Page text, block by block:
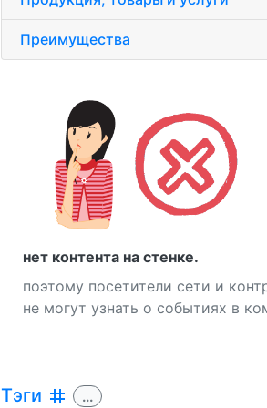
Преимущества
нет контента на стенке.
поэтому посетители сети и
не могут узнать о событиях в
Тэги tag ...